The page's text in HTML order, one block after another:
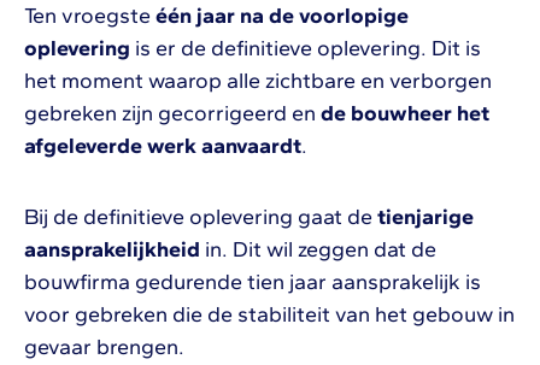
Ten vroegste één jaar na de voorlopige
oplevering is er de definitieve oplevering. Dit is
het moment waarop alle zichtbare en verborgen
gebreken zijn gecorrigeerd en de bouwheer het
afgeleverde werk aanvaardt.
Bij de definitieve oplevering gaat de tienjarige
aansprakelijkheid in. Dit wil zeggen dat de
bouwfirma gedurende tien jaar aansprakelijk is
voor gebreken die de stabiliteit van het gebouw in
gevaar brengen.